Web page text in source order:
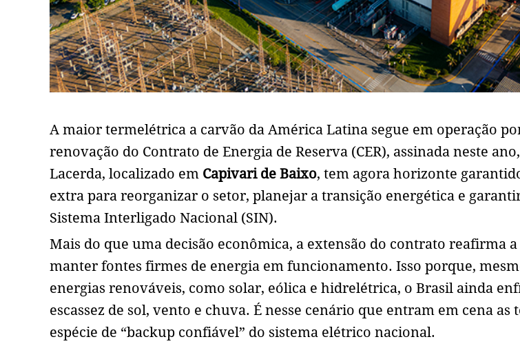
A maior termelétrica a carvão da América Latina segue em operação
renovação do Contrato de Energia de Reserva (CER), assinada neste
Lacerda, localizado em Capivari de Baixo, tem agora horizonte
extra para reorganizar o setor, planejar a transição energética e
Sistema Interligado Nacional (SIN).
Mais do que uma decisão econômica, a extensão do contrato reafirma
manter fontes firmes de energia em funcionamento. Isso porque,
energias renováveis, como solar, eólica e hidrelétrica, o Brasil ainda
escassez de sol, vento e chuva. É nesse cenário que entram em cena as
espécie de “backup confiável” do sistema elétrico nacional.